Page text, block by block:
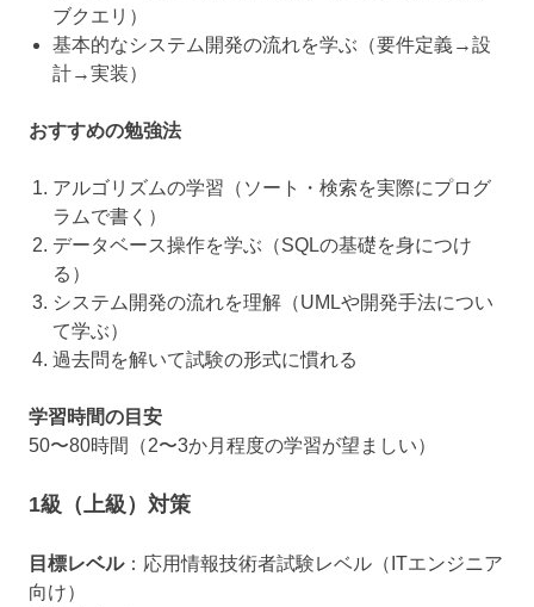
ブクエリ）
基本的なシステム開発の流れを学ぶ（要件定義→設
計→実装）
おすすめの勉強法
アルゴリズムの学習（ソート・検索を実際にプログ
ラムで書く）
データベース操作を学ぶ（SQLの基礎を身につけ
る）
システム開発の流れを理解（UMLや開発手法につい
て学ぶ）
過去問を解いて試験の形式に慣れる
学習時間の目安
50〜80時間（2〜3か月程度の学習が望ましい）
1級（上級）対策
目標レベル：応用情報技術者試験レベル（ITエンジニア
向け）